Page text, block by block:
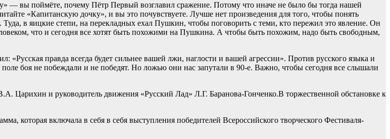
— вы поймёте, почему Пётр Первый возглавил сражение. Потому что иначе не было бы тогда нашей
«Капитанскую дочку», и вы это почувствуете. Лучше нет произведения для того, чтобы понять
в яицкие степи, на перекладных ехал Пушкин, чтобы поговорить с теми, кто пережил это явление. Он
что и сегодня все хотят быть похожими на Пушкина. А чтобы быть похожим, надо быть свободным,
правда всегда будет сильнее вашей лжи, наглости и вашей агрессии». Против русского языка и
боя не побеждали и не победят. Но ложью они нас запутали в 90-е. Важно, чтобы сегодня все слышали
Царихин и руководитель движения «Русский Лад» Л.Г. Баранова-Гонченко.В торжественной обстановке к
которая включала в себя в себя выступления победителей Всероссийского творческого Фестиваля-